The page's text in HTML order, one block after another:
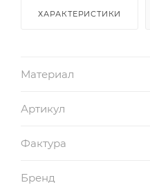
ХАРАКТЕРИСТИКИ
Материал
Артикул
Фактура
Бренд